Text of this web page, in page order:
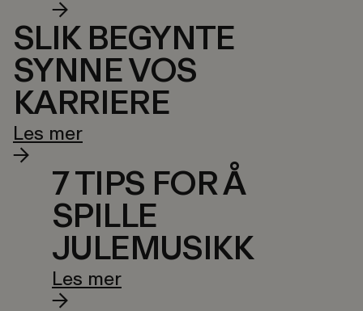
SLIK BEGYNTE
SYNNE VOS
KARRIERE
Les mer
7 TIPS FOR Å
SPILLE
JULEMUSIKK
Les mer